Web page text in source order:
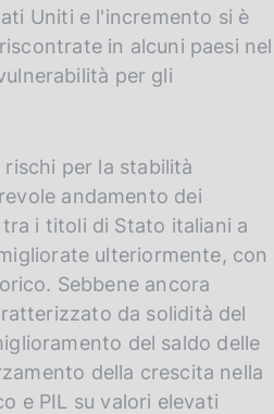
Uniti e l'incremento si è
in alcuni paesi nel
per gli
per la stabilità
andamento dei
i titoli di Stato italiani a
ulteriormente, con
Sebbene ancora
da solidità del
del saldo delle
della crescita nella
e PIL su valori elevati